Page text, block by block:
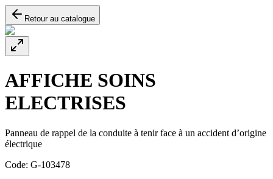
Retour au catalogue
AFFICHE SOINS
ELECTRISES
Panneau de rappel de la conduite à tenir face à un accident d’origine
électrique
Code: G-103478